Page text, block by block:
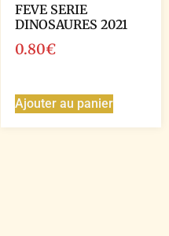
FEVE SERIE
DINOSAURES 2021
0.80€
Ajouter au panier